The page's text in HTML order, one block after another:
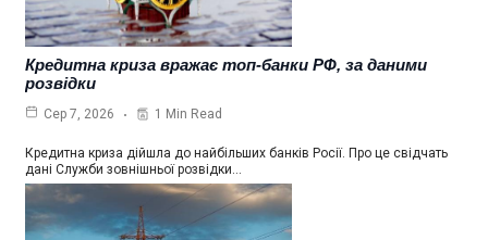
Кредитна криза вражає топ-банки РФ, за даними
розвідки
Сер 7, 2026 1 Min Read
Кредитна криза дійшла до найбільших банків Росії. Про це свідчать
дані Служби зовнішньої розвідки…